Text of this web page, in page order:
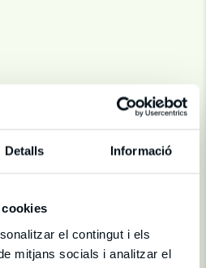
Detalls Informació
el contingut i els
mitjans socials i analitzar el
de 14 anys